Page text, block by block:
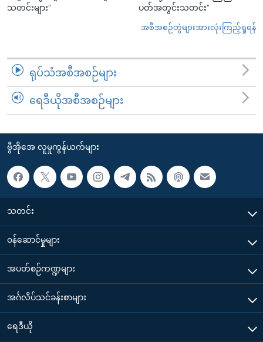
သတင်းများ”
ပတ်အတွင်းသတင်း”
အစီအစဉ်တွဲများအားလုံးကြည့်ရှုရန်
ရုပ်သံအစီအစဉ်များ
ရေဒီယိုအစီအစဉ်များ
ဗွီအိုအေ လူမှုကွန်ယက်များ
သတင်း
၀န်ဆောင်မှုများ
အပတ်စဉ်ကဏ္ဍများ
အင်္ဂလိပ်သင်ခန်းစာများ
ရေဒီယို